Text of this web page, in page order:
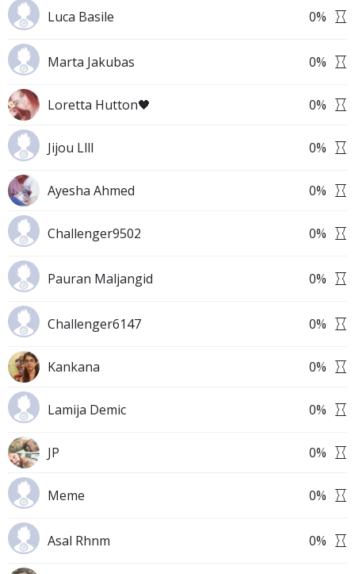
Luca Basile 0%
Marta Jakubas 0%
Loretta Hutton🖤 0%
Jijou Llll 0%
Ayesha Ahmed 0%
Challenger9502 0%
Pauran Maljangid 0%
Challenger6147 0%
Kankana 0%
Lamija Demic 0%
JP 0%
Meme 0%
Asal Rhnm 0%